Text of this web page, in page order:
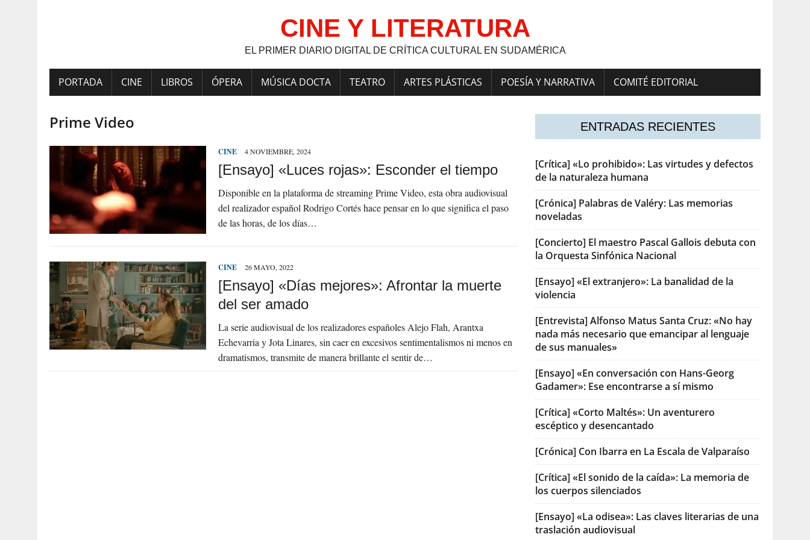
CINE Y LITERATURA
EL PRIMER DIARIO DIGITAL DE CRÍTICA CULTURAL EN SUDAMÉRICA
PORTADA CINE LIBROS ÓPERA MÚSICA DOCTA TEATRO ARTES PLÁSTICAS POESÍA Y NARRATIVA COMITÉ EDITORIAL
Prime Video
CINE 4 NOVIEMBRE, 2024
[Ensayo] «Luces rojas»: Esconder el tiempo
Disponible en la plataforma de streaming Prime Video, esta obra audiovisual
del realizador español Rodrigo Cortés hace pensar en lo que significa el paso
de las horas, de los días…
CINE 26 MAYO, 2022
[Ensayo] «Días mejores»: Afrontar la muerte
del ser amado
La serie audiovisual de los realizadores españoles Alejo Flah, Arantxa
Echevarria y Jota Linares, sin caer en excesivos sentimentalismos ni menos en
dramatismos, transmite de manera brillante el sentir de…
ENTRADAS RECIENTES
[Crítica] «Lo prohibido»: Las virtudes y defectos
de la naturaleza humana
[Crónica] Palabras de Valéry: Las memorias
noveladas
[Concierto] El maestro Pascal Gallois debuta con
la Orquesta Sinfónica Nacional
[Ensayo] «El extranjero»: La banalidad de la
violencia
[Entrevista] Alfonso Matus Santa Cruz: «No hay
nada más necesario que emancipar al lenguaje
de sus manuales»
[Ensayo] «En conversación con Hans-Georg
Gadamer»: Ese encontrarse a sí mismo
[Crítica] «Corto Maltés»: Un aventurero
escéptico y desencantado
[Crónica] Con Ibarra en La Escala de Valparaíso
[Crítica] «El sonido de la caída»: La memoria de
los cuerpos silenciados
[Ensayo] «La odisea»: Las claves literarias de una
traslación audiovisual